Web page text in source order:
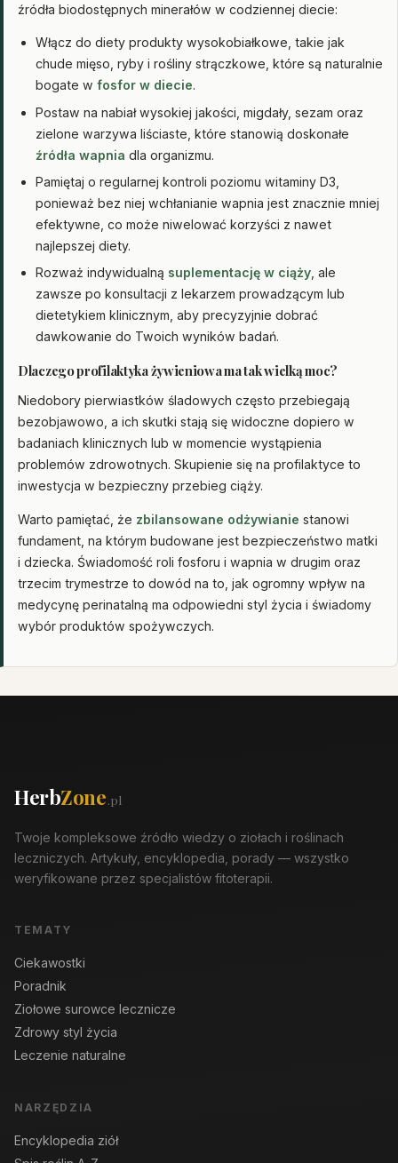
źródła biodostępnych minerałów w codziennej diecie:
Włącz do diety produkty wysokobiałkowe, takie jak
chude mięso, ryby i rośliny strączkowe, które są naturalnie
bogate w fosfor w diecie.
Postaw na nabiał wysokiej jakości, migdały, sezam oraz
zielone warzywa liściaste, które stanowią doskonałe
źródła wapnia dla organizmu.
Pamiętaj o regularnej kontroli poziomu witaminy D3,
ponieważ bez niej wchłanianie wapnia jest znacznie mniej
efektywne, co może niwelować korzyści z nawet
najlepszej diety.
Rozważ indywidualną suplementację w ciąży , ale
zawsze po konsultacji z lekarzem prowadzącym lub
dietetykiem klinicznym, aby precyzyjnie dobrać
dawkowanie do Twoich wyników badań.
Dlaczego profilaktyka żywieniowa ma tak wielką moc?
Niedobory pierwiastków śladowych często przebiegają
bezobjawowo, a ich skutki stają się widoczne dopiero w
badaniach klinicznych lub w momencie wystąpienia
problemów zdrowotnych. Skupienie się na profilaktyce to
inwestycja w bezpieczny przebieg ciąży.
Warto pamiętać, że zbilansowane odżywianie stanowi
fundament, na którym budowane jest bezpieczeństwo matki
i dziecka. Świadomość roli fosforu i wapnia w drugim oraz
trzecim trymestrze to dowód na to, jak ogromny wpływ na
medycynę perinatalną ma odpowiedni styl życia i świadomy
wybór produktów spożywczych.
HerbZone.pl
Twoje kompleksowe źródło wiedzy o ziołach i roślinach
leczniczych. Artykuły, encyklopedia, porady — wszystko
weryfikowane przez specjalistów fitoterapii.
TEMATY
Ciekawostki
Poradnik
Ziołowe surowce lecznicze
Zdrowy styl życia
Leczenie naturalne
NARZĘDZIA
Encyklopedia ziół